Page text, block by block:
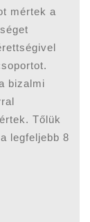
mértek a
bizalmi
Tőlük
legfeljebb 8